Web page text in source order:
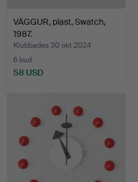
VÄGGUR, plast, Swatch,
1987.
Klubbades 30 okt 2024
6 bud
58 USD